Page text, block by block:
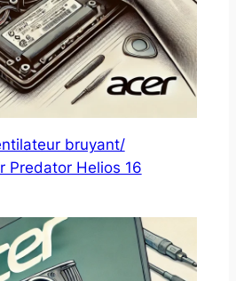
bruyant/
Predator Helios 16